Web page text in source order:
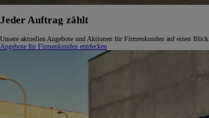
Jeder Auftrag zählt
Unsere aktuellen Angebote und Aktionen für Firmenkunden auf einen Blick.
Angebote für Firmenkunden entdecken